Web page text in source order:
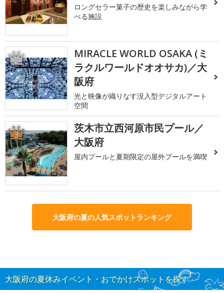
ロングセラー菓子の歴史を楽しみながら学
べる施設
2
MIRACLE WORLD OSAKA (ミ
ラクルワールドオオサカ)／大
阪府
光と映像が織りなす没入型デジタルアート
空間
3
茨木市立西河原市民プール／
大阪府
屋内プールと夏期限定の屋外プールを満喫
大阪府の夏の人気スポットランキング
大阪府の夏休みイベント・おでかけスポットを探す